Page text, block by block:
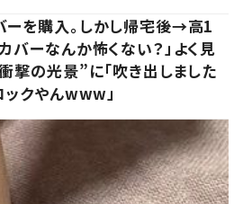
ーを購入。しかし帰宅後→高1
バーなんか怖くない？」よく見
撃の光景”に「吹き出しました
ックやんwww」